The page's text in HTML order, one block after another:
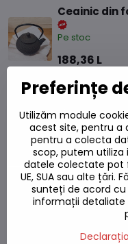
Ceainic din
Pe stoc
188,36 L
Ceașcă din
Pe stoc
28,38 L
Ceașcă din
Pe stoc
26,35 L
Preferințe
Utilizăm module
acest site, pentru a
pentru a colecta
scop, putem utiliza
datele colectate pot
UE, SUA sau alte țări.
sunteți de acord
informații detaliate